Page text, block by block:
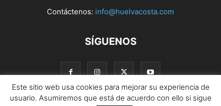
Contáctenos: info@huelvacosta.com
SÍGUENOS
Este sitio web usa cookies para mejorar su experiencia de
usuario. Asumiremos que está de acuerdo con ello si sigue